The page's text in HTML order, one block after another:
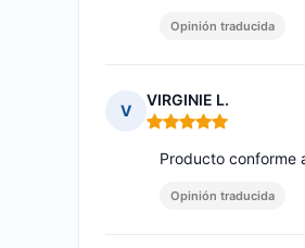
Opinión traducida
V
VIRGINIE L.
Nota: 5 de 5
Producto conforme
Opinión traducida